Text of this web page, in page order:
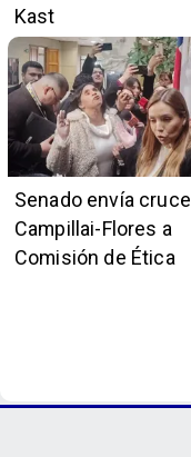
Kast
Senado envía cruce
Campillai-Flores a
Comisión de Ética